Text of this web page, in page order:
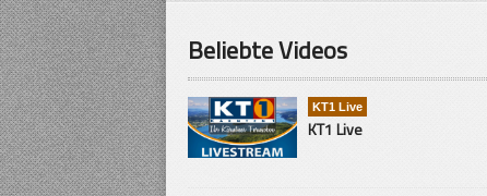
Beliebte Videos
KT1 Live
KT1 Live